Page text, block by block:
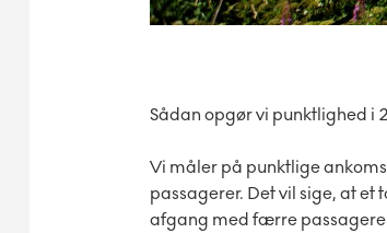
Sådan opgør vi punktlighed i
Vi måler på punktlige
passagerer. Det vil sige, at
afgang med færre